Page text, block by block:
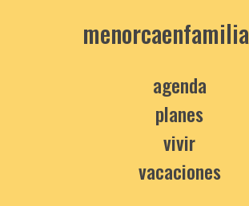
menorcaenfamilia
agenda
planes
vivir
vacaciones